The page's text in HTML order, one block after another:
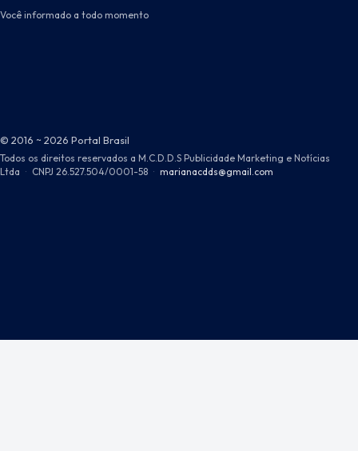
Você informado a todo momento
© 2016 ~ 2026 Portal Brasil
Todos os direitos reservados a M.C.D.D.S Publicidade Marketing e Notícias
Ltda · CNPJ 26.527.504/0001-58 · marianacdds@gmail.com